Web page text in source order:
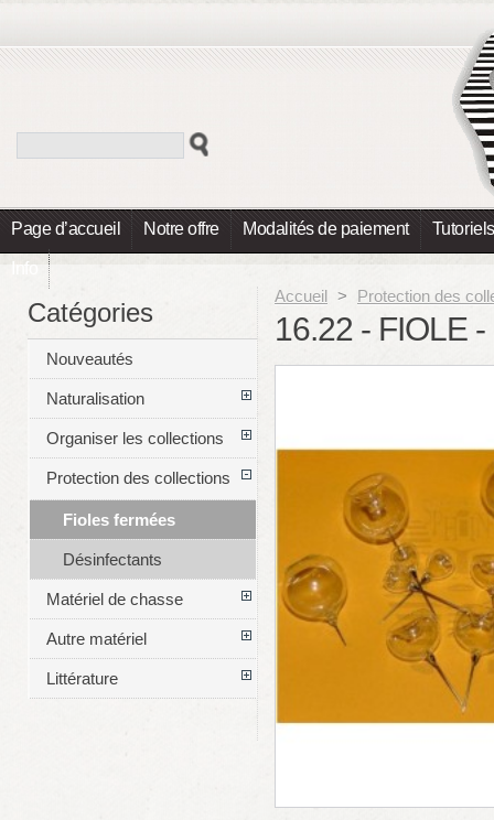
Page d’accueil Notre offre Modalités de paiement Tutoriels
Info
Accueil > Protection des
16.22 - FIOLE
Catégories
Nouveautés
Naturalisation
Organiser les collections
Protection des collections
Fioles fermées
Désinfectants
Matériel de chasse
Autre matériel
Littérature